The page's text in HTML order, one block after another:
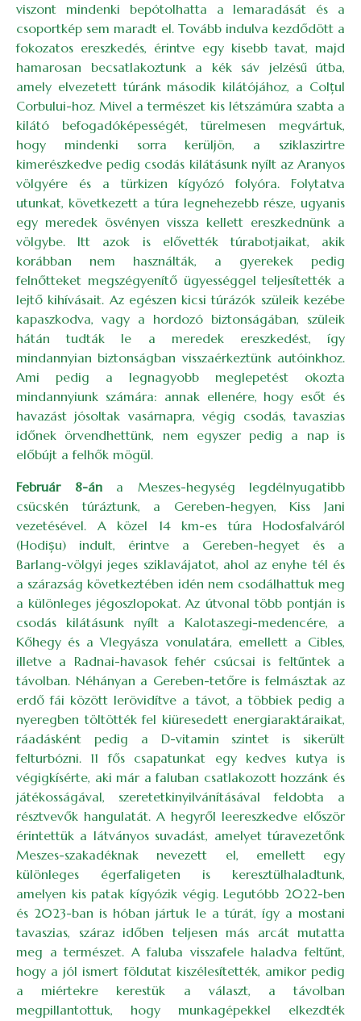
viszont mindenki bepótolhatta a lemaradását és a
csoportkép sem maradt el. Tovább indulva kezdődött a
fokozatos ereszkedés, érintve egy kisebb tavat, majd
hamarosan becsatlakoztunk a kék sáv jelzésű útba,
amely elvezetett túránk második kilátójához, a Colțul
Corbului-hoz. Mivel a természet kis létszámúra szabta a
kilátó befogadóképességét, türelmesen megvártuk,
hogy mindenki sorra kerüljön, a sziklaszirtre
kimerészkedve pedig csodás kilátásunk nyílt az Aranyos
völgyére és a türkizen kígyózó folyóra. Folytatva
utunkat, következett a túra legnehezebb része, ugyanis
egy meredek ösvényen vissza kellett ereszkednünk a
völgybe. Itt azok is elővették túrabotjaikat, akik
korábban nem használták, a gyerekek pedig
felnőtteket megszégyenítő ügyességgel teljesítették a
lejtő kihívásait. Az egészen kicsi túrázók szüleik kezébe
kapaszkodva, vagy a hordozó biztonságában, szüleik
hátán tudták le a meredek ereszkedést, így
mindannyian biztonságban visszaérkeztünk autóinkhoz.
Ami pedig a legnagyobb meglepetést okozta
mindannyiunk számára: annak ellenére, hogy esőt és
havazást jósoltak vasárnapra, végig csodás, tavaszias
időnek örvendhettünk, nem egyszer pedig a nap is
előbújt a felhők mögül.
Február 8-ána Meszes-hegység legdélnyugatibb
csücskén túráztunk, a Gereben-hegyen, Kiss Jani
vezetésével. A közel 14 km-es túra Hodosfalváról
(Hodișu) indult, érintve a Gereben-hegyet és a
Barlang-völgyi jeges sziklavájatot, ahol az enyhe tél és
a szárazság következtében idén nem csodálhattuk meg
a különleges jégoszlopokat. Az útvonal több pontján is
csodás kilátásunk nyílt a Kalotaszegi-medencére, a
Kőhegy és a Vlegyásza vonulatára, emellett a Cibles,
illetve a Radnai-havasok fehér csúcsai is feltűntek a
távolban. Néhányan a Gereben-tetőre is felmásztak az
erdő fái között lerövidítve a távot, a többiek pedig a
nyeregben töltötték fel kiüresedett energiaraktáraikat,
ráadásként pedig a D-vitamin szintet is sikerült
felturbózni. 11 fős csapatunkat egy kedves kutya is
végigkísérte, aki már a faluban csatlakozott hozzánk és
játékosságával, szeretetkinyilvánításával feldobta a
résztvevők hangulatát. A hegyről leereszkedve először
érintettük a látványos suvadást, amelyet túravezetőnk
Meszes-szakadéknak nevezett el, emellett egy
különleges égerfaligeten is keresztülhaladtunk,
amelyen kis patak kígyózik végig. Legutóbb 2022-ben
és 2023-ban is hóban jártuk le a túrát, így a mostani
tavaszias, száraz időben teljesen más arcát mutatta
meg a természet. A faluba visszafele haladva feltűnt,
hogy a jól ismert földutat kiszélesítették, amikor pedig
a miértekre kerestük a választ, a távolban
megpillantottuk, hogy munkagépekkel elkezdték